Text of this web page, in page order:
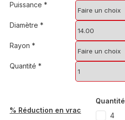
Puissance *
Diamètre *
Rayon *
Quantité *
% Réduction en vrac
Quantité
4